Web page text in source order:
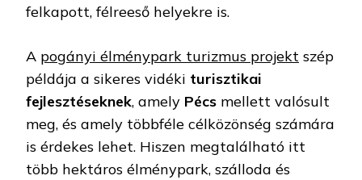
felkapott, félreeső helyekre is.
A pogányi élménypark turizmus projekt szép
példája a sikeres vidéki turisztikai
fejlesztéseknek, amely Pécs mellett valósult
meg, és amely többféle célközönség számára
is érdekes lehet. Hiszen megtalálható itt
több hektáros élménypark, szálloda és